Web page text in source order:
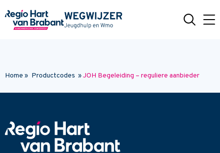
Home » Productcodes »JOH Begeleiding – reguliere aanbieder